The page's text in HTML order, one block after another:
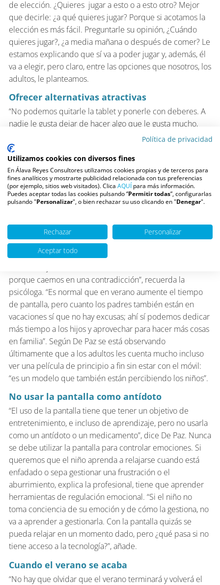
de elección. ¿Quieres jugar a esto o a esto otro? Mejor
que decirle: ¿a qué quieres jugar? Porque si acotamos la
elección es más fácil. Preguntarle su opinión, ¿Cuándo
quieres jugar?, ¿a media mañana o después de comer? Le
estamos explicando que sí va a poder jugar y, además, él
va a elegir, pero claro, entre las opciones que nosotros, los
adultos, le planteamos.
Ofrecer alternativas atractivas
“No podemos quitarle la tablet y ponerle con deberes. A
nadie le gusta dejar de hacer algo que le gusta mucho,
por hacer otra cosa que no le gusta nada”, ejemplifica la
profesional. Entonces hay que pensar en una alternativa
atractiva cuando queremos que se desconecte de la
tecnología. Juegos de mesa, muy recomendados,
actividades con amigos al aire libre, paseos por el campo,
visitas a la playa o a la piscina… Habrá que anticiparse a
Ser un modelo para los niños
Es un consejo que no hay que olvidar nunca. “No
podemos prohibirle al niño la tablet cuando estamos
porque caemos en una contradicción”, recuerda la
psicóloga. “Es normal que en verano aumente el tiempo
de pantalla, pero cuanto los padres también están en
vacaciones sí que no hay excusas; ahí sí podemos dedicar
más tiempo a los hijos y aprovechar para hacer más cosas
en familia”. Según De Paz se está observando
últimamente que a los adultos les cuenta mucho incluso
ver una película de principio a fin sin estar con el móvil:
“es un modelo que también están percibiendo los niños”.
No usar la pantalla como antídoto
“El uso de la pantalla tiene que tener un objetivo de
entretenimiento, e incluso de aprendizaje, pero no usarla
como un antídoto o un medicamento”, dice De Paz. Nunca
se debe utilizar la pantalla para controlar emociones. Si
queremos que el niño aprenda a relajarse cuando está
enfadado o sepa gestionar una frustración o el
aburrimiento, explica la profesional, tiene que aprender
herramientas de regulación emocional. “Si el niño no
toma conciencia de su emoción y de cómo la gestiona, no
va a aprender a gestionarla. Con la pantalla quizás se
pueda relajar en un momento dado, pero ¿qué pasa si no
tiene acceso a la tecnología?”, añade.
Cuando el verano se acaba
“No hay que olvidar que el verano terminará y volverá el
Política de privacidad
Utilizamos cookies con diversos fines
En Álava Reyes Consultores utilizamos cookies propias y de terceros para
fines analíticos y mostrarte publicidad relacionada con tus preferencias
(por ejemplo, sitios web visitados). Clica AQUÍ para más información.
Puedes aceptar todas las cookies pulsando ‘’Permitir todas”, configurarlas
pulsando "Personalizar", o bien rechazar su uso clicando en "Denegar".
Rechazar
Personalizar
Aceptar todo